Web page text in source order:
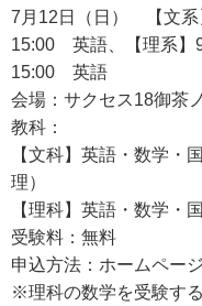
7月12日（日） 【文
15:00 英語、【理系】
15:00 英語
会場：サクセス18御茶
教科：
【文科】英語・数学・
理）
【理科】英語・数学・
受験料：無料
申込方法：ホームペー
※理科の数学を受験す